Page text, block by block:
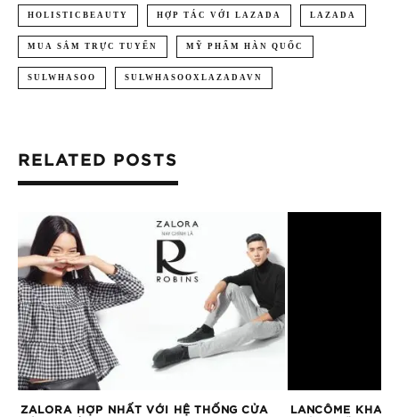
HOLISTICBEAUTY HỢP TÁC VỚI LAZADA LAZADA
MUA SẮM TRỰC TUYẾN MỸ PHẨM HÀN QUỐC
SULWHASOO SULWHASOOXLAZADAVN
RELATED POSTS
ZALORA HỢP NHẤT VỚI HỆ THỐNG CỬA
LANCÔME KHAI